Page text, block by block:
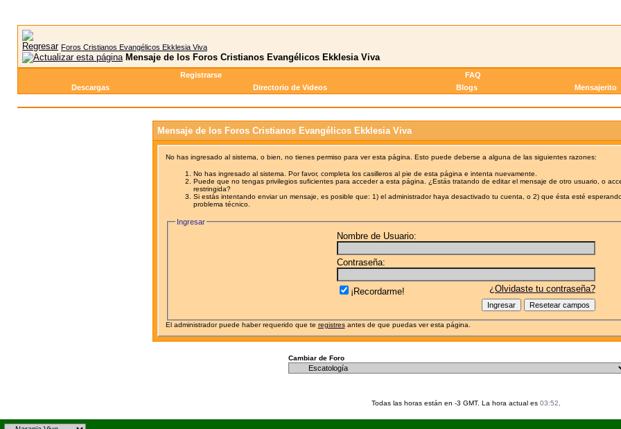
Foros Cristianos Evangélicos Ekklesia Viva
Mensaje de los Foros Cristianos Evangélicos Ekklesia Viva
Registrarse FAQ
Descargas
Directorio de Videos Blogs Mensajerito
Mensaje de los Foros Cristianos Evangélicos Ekklesia Viva
No has ingresado al sistema, o bien, no tienes permiso para ver esta página. Esto puede deberse a alguna de las siguientes razones:
No has ingresado al sistema. Por favor, completa los casilleros al pie de esta página e intenta nuevamente.
Puede que no tengas privilegios suficientes para acceder a esta página. ¿Estás tratando de editar el mensaje de otro usuario, o
restringida?
Si estás intentando enviar un mensaje, es posible que: 1) el administrador haya desactivado tu cuenta, o 2) que ésta esté
problema técnico.
Ingresar
Nombre de Usuario:
Contraseña:
¿Olvidaste tu contraseña?
¡Recordarme!
El administrador puede haber requerido que te registresantes de que puedas ver esta página.
Cambiar de Foro
Todas las horas están en -3 GMT. La hora actual es 03:52